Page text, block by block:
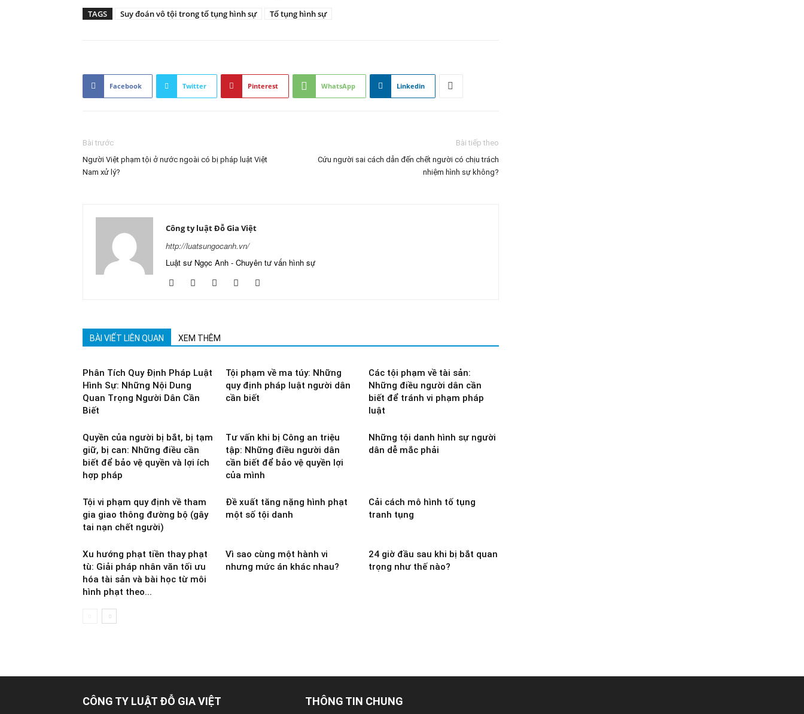
TAGS Suy đoán vô tội trong tố tụng hình sự Tố tụng hình sự
Facebook Twitter Pinterest WhatsApp Linkedin
Bài trước
Người Việt phạm tội ở nước ngoài có bị pháp luật Việt
Nam xử lý?
Bài tiếp theo
Cứu người sai cách dẫn đến chết người có chịu trách
nhiệm hình sự không?
Công ty luật Đỗ Gia Việt
http://luatsungocanh.vn/
Luật sư Ngọc Anh - Chuyên tư vấn hình sự
BÀI VIẾT LIÊN QUAN XEM THÊM
Phân Tích Quy Định Pháp Luật
Hình Sự: Những Nội Dung
Quan Trọng Người Dân Cần
Biết
Tội phạm về ma túy: Những
quy định pháp luật người dân
cần biết
Các tội phạm về tài sản:
Những điều người dân cần
biết để tránh vi phạm pháp
luật
Quyền của người bị bắt, bị tạm
giữ, bị can: Những điều cần
biết để bảo vệ quyền và lợi ích
hợp pháp
Tư vấn khi bị Công an triệu
tập: Những điều người dân
cần biết để bảo vệ quyền lợi
của mình
Những tội danh hình sự người
dân dễ mắc phải
Tội vi phạm quy định về tham
gia giao thông đường bộ (gây
tai nạn chết người)
Đề xuất tăng nặng hình phạt
một số tội danh
Cải cách mô hình tố tụng
tranh tụng
Xu hướng phạt tiền thay phạt
tù: Giải pháp nhân văn tối ưu
hóa tài sản và bài học từ môi
hình phạt theo...
Vì sao cùng một hành vi
nhưng mức án khác nhau?
24 giờ đầu sau khi bị bắt quan
trọng như thế nào?
CÔNG TY LUẬT ĐỖ GIA VIỆT THÔNG TIN CHUNG